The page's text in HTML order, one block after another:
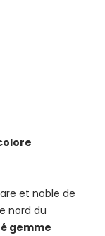
et noble de
nord du
gemme